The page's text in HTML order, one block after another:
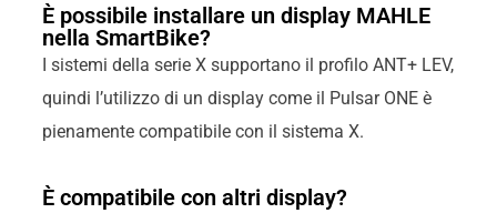
È possibile installare un display MAHLE
nella SmartBike?
I sistemi della serie X supportano il profilo ANT+ LEV,
quindi l’utilizzo di un display come il Pulsar ONE è
pienamente compatibile con il sistema X.
È compatibile con altri display?